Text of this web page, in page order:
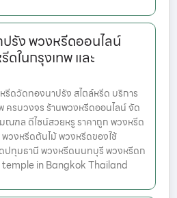
รัง พวงหรีดออนไลน์
ในกรุงเทพ และ
ดวัดทองนาปรัง สไตล์หรีด บริการ
รบวงจร ร้านพวงหรีดออนไลน์ จัด
ณฑล ดีไซน์สวยหรู ราคาถูก พวงหรีด
วงหรีดต้นไม้ พวงหรีดของใช้
ปทุมธานี พวงหรีดนนทบุรี พวงหรีดก
in Bangkok Thailand